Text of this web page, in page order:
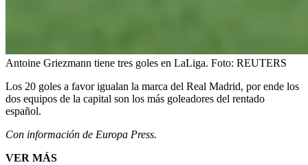
Antoine Griezmann tiene tres goles en LaLiga. Foto: REUTERS
Los 20 goles a favor igualan la marca del Real Madrid, por ende los
dos equipos de la capital son los más goleadores del rentado
español.
Con información de Europa Press.
VER MÁS